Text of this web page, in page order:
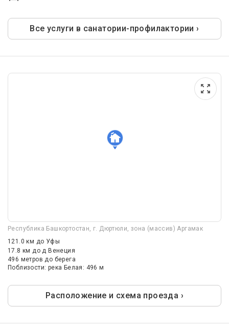
Все услуги в санатории-профилактории ›
Республика Башкортостан, г. Дюртюли, зона (массив) Аргамак
121.0 км до Уфы
17.8 кмдо д Венеция
496 метров до берега
Поблизости: река Белая: 496 м
Расположение и схема проезда ›